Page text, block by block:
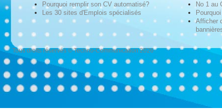
Pourquoi remplir son CV automatisé?
Les 30 sites d'Emplois spécialisés
No 1 au
Afficher
Tous droits réservés © Techno-Communication 2026